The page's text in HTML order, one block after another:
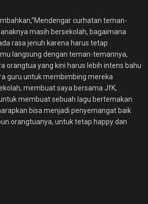
curhatan teman-
masih bersekolah, bagaimana
rasa jenuh karena harus tetap
langsung dengan teman-temannya,
orangtua yang kini harus lebih intens bahu
guru untuk membimbing mereka
membuat saya bersama JfK,
membuat sebuah lagu bertemakan
bisa menjadi penyemangat baik
orangtuanya, untuk tetap happy dan